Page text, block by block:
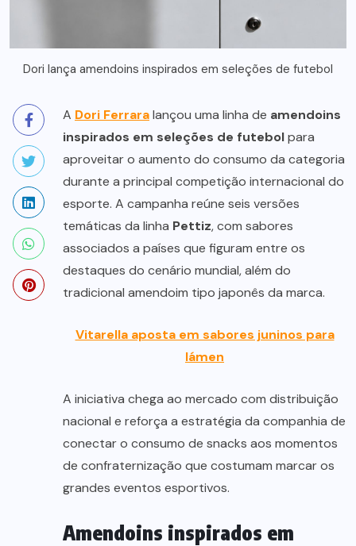
Dori lança amendoins inspirados em seleções de futebol
A Dori Ferraralançou uma linha de amendoins
inspirados em seleções de futebolpara
aproveitar o aumento do consumo da categoria
durante a principal competição internacional do
esporte. A campanha reúne seis versões
temáticas da linha Pettiz, com sabores
associados a países que figuram entre os
destaques do cenário mundial, além do
tradicional amendoim tipo japonês da marca.
Vitarella aposta em sabores juninos para
lámen
A iniciativa chega ao mercado com distribuição
nacional e reforça a estratégia da companhia de
conectar o consumo de snacks aos momentos
de confraternização que costumam marcar os
grandes eventos esportivos.
Amendoins inspirados em